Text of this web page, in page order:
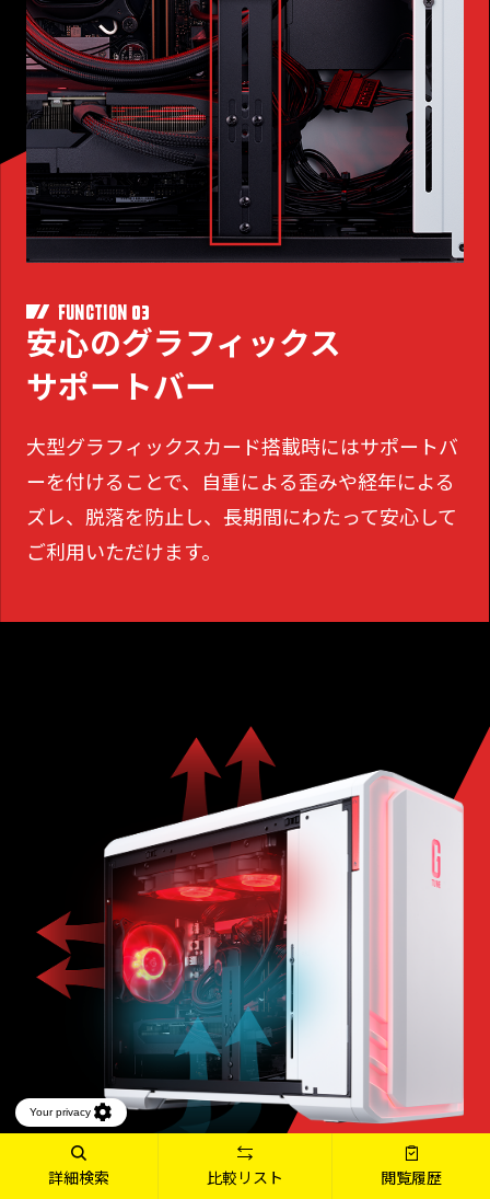
FUNCTION 03
安心のグラフィックス
サポートバー
大型グラフィックスカード搭載時にはサポートバ
ーを付けることで、
自重による歪みや経年による
ズレ、脱落を防止し、長期間にわたって安心して
ご利用いただけます。
詳細検索 比較リスト 閲覧履歴